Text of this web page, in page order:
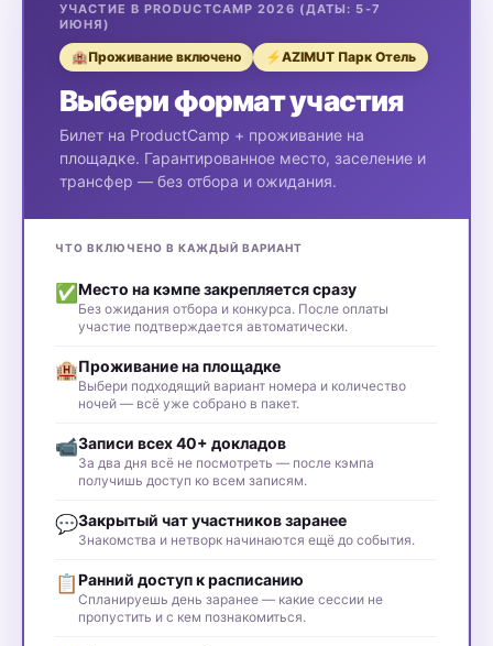
— через поддержку устойчивости формата
Во всех форматах участия мы бережно
сохраняем релевантность аудитории
В последние годы партнёрская
поддержка стала менее предсказуемой —
и с этого года мы добавили финансовый
формат участия как ещё один способ
коммитмента в ProductCamp.В платный
формат уже включено заселение на
планировать полный загородный формат.
Теперь есть два равноправных способа
быть с нами офлайн:
— внести личный вклад через доклад,
— поддержать Кэмп финансово,
зафиксировать участие и заселение
Оба формата — про вклад в общее дело и
развитие ProductCamp
УЧАСТИЕ В PRODUCTCAMP 2026 (ДАТЫ: 5-7
ИЮНЯ)
🏨Проживание включено ⚡AZIMUT Парк Отель
Выбери формат участия
Билет на ProductCamp + проживание на
площадке. Гарантированное место, заселение и
трансфер — без отбора и ожидания.
ЧТО ВКЛЮЧЕНО В КАЖДЫЙ ВАРИАНТ
✅Место на кэмпе закрепляется сразу
Без ожидания отбора и конкурса. После оплаты
участие подтверждается автоматически.
🏨Проживание на площадке
Выбери подходящий вариант номера и количество
ночей — всё уже собрано в пакет.
📹Записи всех 40+ докладов
За два дня всё не посмотреть — после кэмпа
получишь доступ ко всем записям.
💬Закрытый чат участников заранее
Знакомства и нетворк начинаются ещё до события.
📋 Ранний доступ к расписанию
Спланируешь день заранее — какие сессии не
пропустить и с кем познакомиться.